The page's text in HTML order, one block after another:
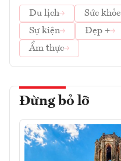
Du lịch
Sức khỏe
Sự kiện
Đẹp +
Ẩm thực
Đừng bỏ lỡ